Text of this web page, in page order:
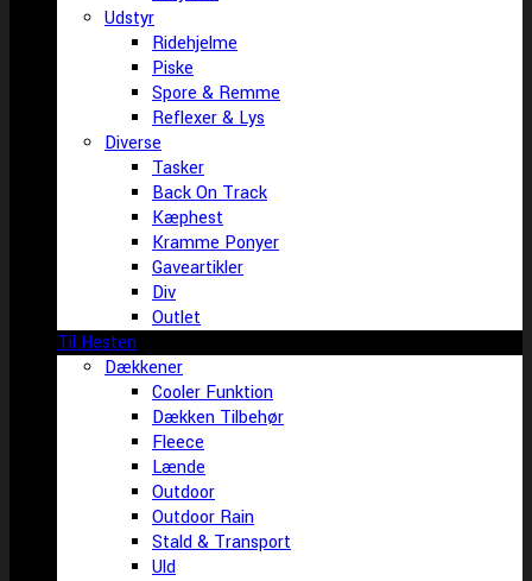
Udstyr
Ridehjelme
Piske
Spore & Remme
Reflexer & Lys
Diverse
Tasker
Back On Track
Kæphest
Kramme Ponyer
Gaveartikler
Div
Outlet
Til Hesten
Dækkener
Cooler Funktion
Dækken Tilbehør
Fleece
Lænde
Outdoor
Outdoor Rain
Stald & Transport
Uld